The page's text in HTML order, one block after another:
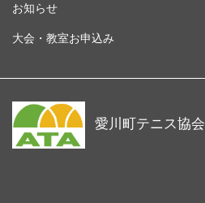
お知らせ
大会・教室お申込み
愛川町テニス協会